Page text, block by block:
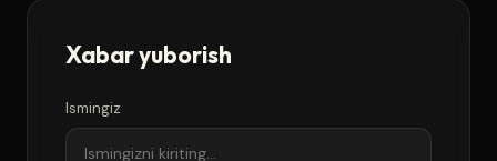
Xabar yuborish
Ismingiz